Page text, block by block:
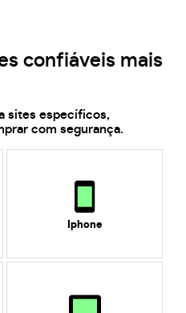
confiáveis mais
sites específicos,
com segurança.
Iphone